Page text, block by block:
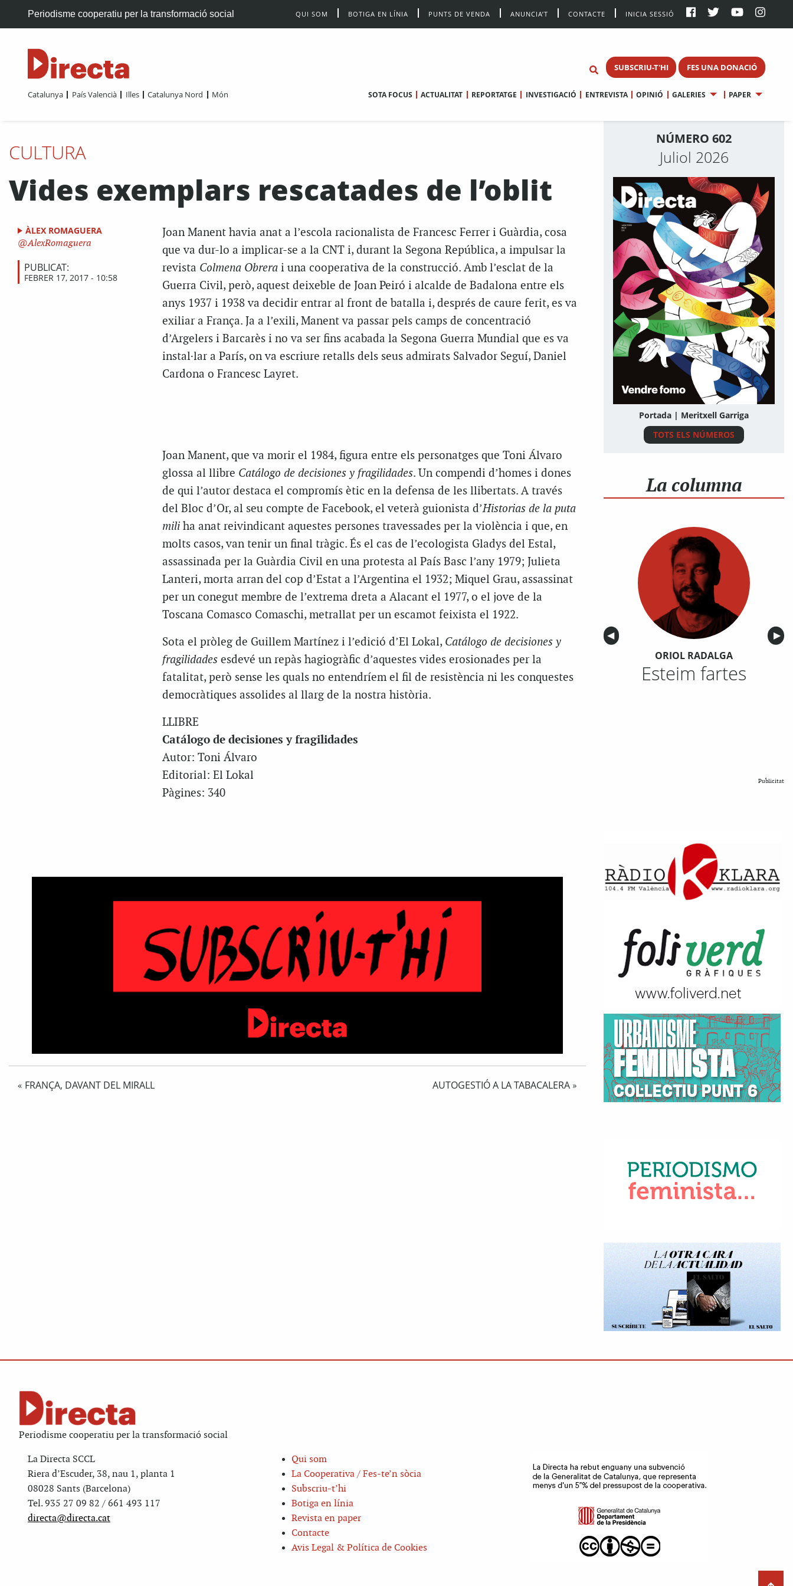
Periodisme cooperatiu per la transformació social QUI SOM BOTIGA EN LÍNIA PUNTS DE VENDA ANUNCIA’T CONTACTE INICIA SESSIÓ
SUBSCRIU-T'HI FES UNA DONACIÓ
Catalunya País Valencià Illes Catalunya Nord Món SOTA FOCUS ACTUALITAT REPORTATGE INVESTIGACIÓ ENTREVISTA OPINIÓ GALERIES PAPER
CULTURA
Vides exemplars rescatades de l’oblit
ÀLEX ROMAGUERA
AlexRomaguera
PUBLICAT:
FEBRER 17, 2017 - 10:58
Joan Manent havia anat a l’escola racionalista de Francesc Ferrer i Guàrdia, cosa
que va dur-lo a implicar-se a la CNT i, durant la Segona República, a impulsar la
revista Colmena Obrerai una cooperativa de la construcció. Amb l’esclat de la
Guerra Civil, però, aquest deixeble de Joan Peiró i alcalde de Badalona entre els
anys 1937 i 1938 va decidir entrar al front de batalla i, després de caure ferit, es va
exiliar a França. Ja a l’exili, Manent va passar pels camps de concentració
d’Argelers i Barcarès i no va ser fins acabada la Segona Guerra Mundial que es va
instal·lar a París, on va escriure retalls dels seus admirats Salvador Seguí, Daniel
Cardona o Francesc Layret.
Joan Manent, que va morir el 1984, figura entre els personatges que Toni Álvaro
glossa al llibre Catálogo de decisiones y fragilidades. Un compendi d’homes i dones
de qui l’autor destaca el compromís ètic en la defensa de les llibertats. A través
del Bloc d’Or, al seu compte de Facebook, el veterà guionista d’Historias de la puta
miliha anat reivindicant aquestes persones travessades per la violència i que, en
molts casos, van tenir un final tràgic. És el cas de l’ecologista Gladys del Estal,
assassinada per la Guàrdia Civil en una protesta al País Basc l’any 1979; Julieta
Lanteri, morta arran del cop d’Estat a l’Argentina el 1932; Miquel Grau, assassinat
per un conegut membre de l’extrema dreta a Alacant el 1977, o el jove de la
Toscana Comasco Comaschi, metrallat per un escamot feixista el 1922.
Sota el pròleg de Guillem Martínez i l’edició d’El Lokal, Catálogo de decisiones y
fragilidadesesdevé un repàs hagiogràfic d’aquestes vides erosionades per la
fatalitat, però sense les quals no entendríem el fil de resistència ni les conquestes
democràtiques assolides al llarg de la nostra història.
LLIBRE
Catálogo de decisiones y fragilidades
Autor: Toni Álvaro
Editorial: El Lokal
Pàgines: 340
« FRANÇA, DAVANT DEL MIRALL AUTOGESTIÓ A LA TABACALERA »
NÚMERO 602
Juliol 2026
Portada | Meritxell Garriga
TOTS ELS NÚMEROS
La columna
Anterior
◀︎ ▶︎
ORIOL RADALGA
Esteim fartes
Publicitat
Periodisme cooperatiu per la transformació social
La Directa SCCL
Riera d’Escuder, 38, nau 1, planta 1
08028 Sants (Barcelona)
Tel. 935 27 09 82 / 661 493 117
directa@directa.cat
Qui som
La Cooperativa / Fes-te’n sòcia
Subscriu-t’hi
Botiga en línia
Revista en paper
Contacte
Avis Legal & Política de Cookies